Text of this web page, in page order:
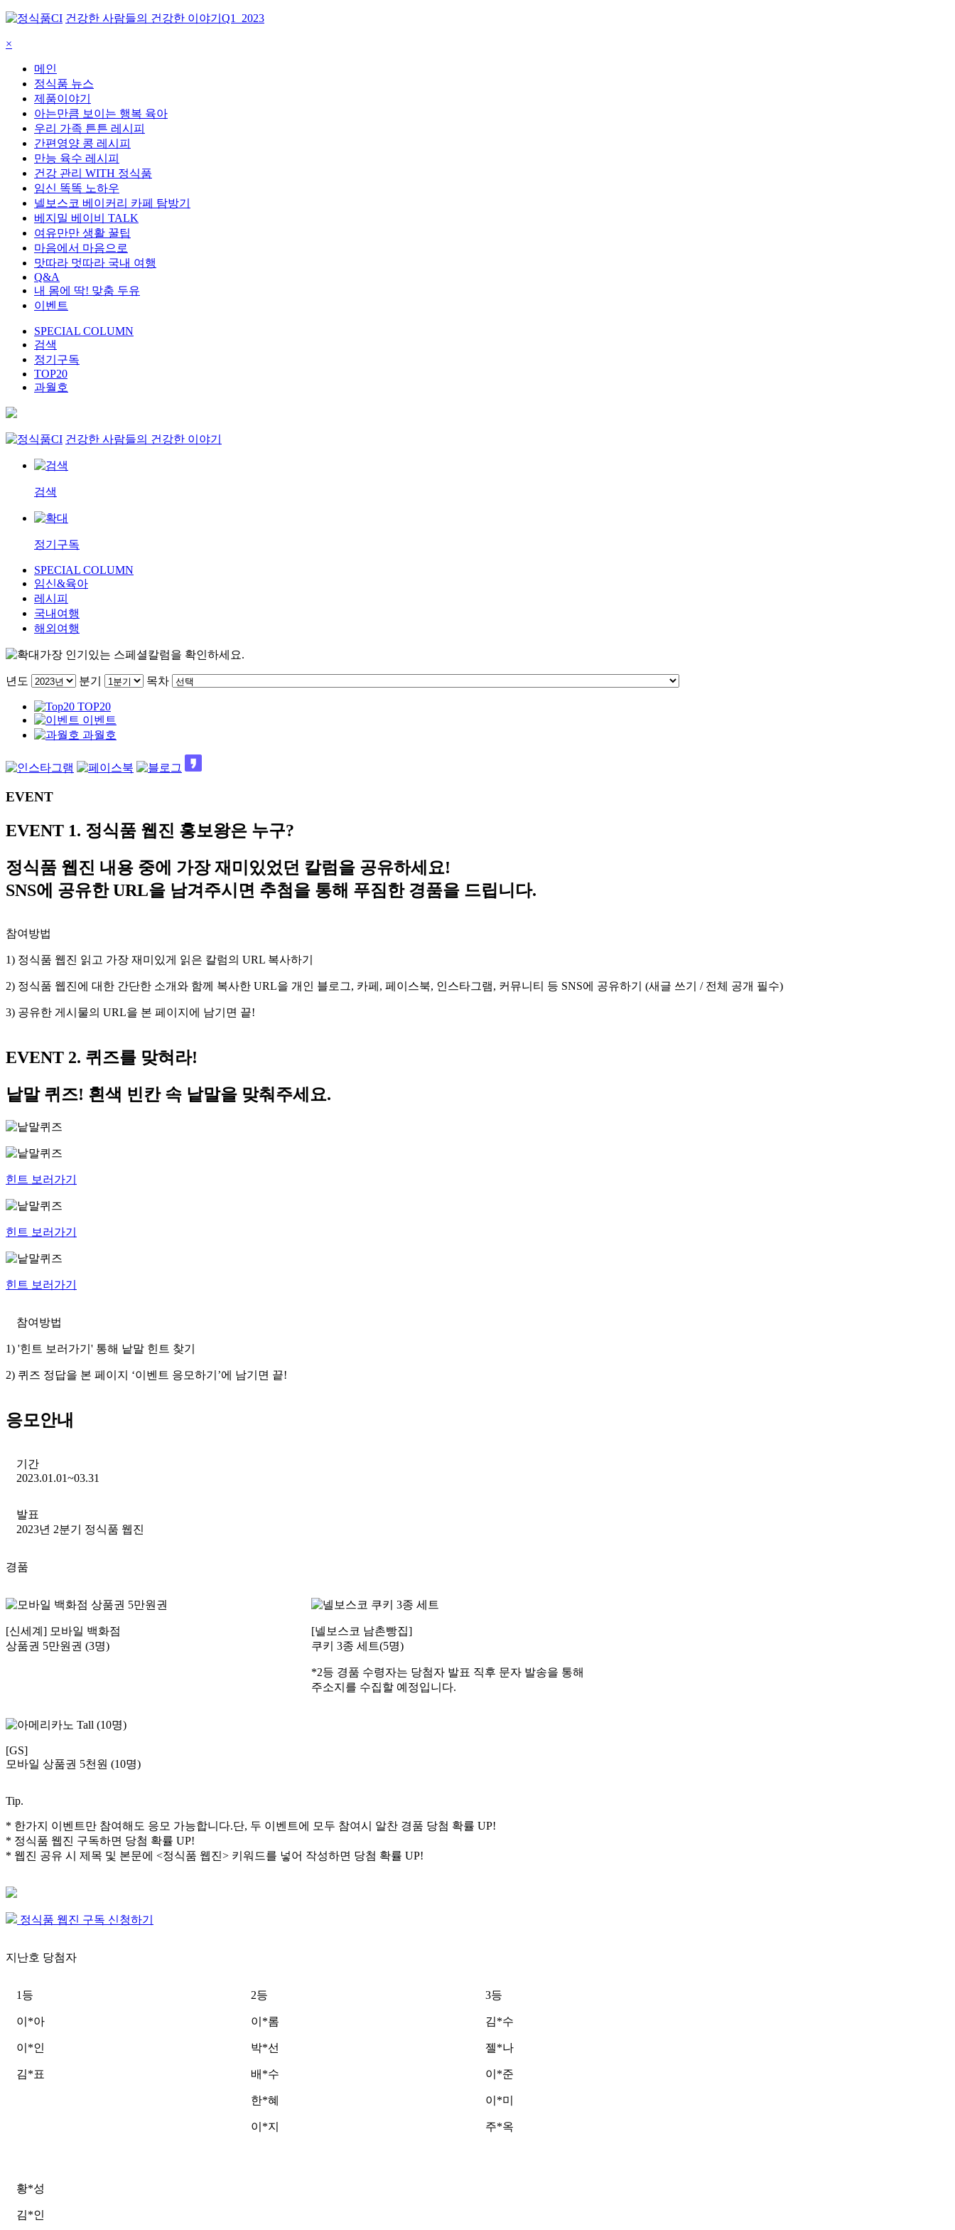
건강한 사람들의 건강한 이야기 Q1_2023
×
메인
정식품 뉴스
제품이야기
아는만큼 보이는 행복 육아
우리 가족 튼튼 레시피
간편영양 콩 레시피
만능 육수 레시피
건강 관리 WITH 정식품
임신 똑똑 노하우
넬보스코 베이커리 카페 탐방기
베지밀 베이비 TALK
여유만만 생활 꿀팁
마음에서 마음으로
맛따라 멋따라 국내 여행
Q&A
내 몸에 딱! 맞춤 두유
이벤트
SPECIAL COLUMN
검색
정기구독
TOP20
과월호
건강한 사람들의 건강한 이야기
검색
정기구독
SPECIAL COLUMN
임신&육아
레시피
국내여행
해외여행
가장 인기있는 스페셜칼럼을 확인하세요.
년도 분기 목차
TOP20
이벤트
과월호
EVENT
EVENT 1. 정식품 웹진 홍보왕은 누구?
정식품 웹진 내용 중에 가장 재미있었던 칼럼을 공유하세요!
SNS에 공유한 URL을 남겨주시면 추첨을 통해 푸짐한 경품을 드립니다.
참여방법
1) 정식품 웹진 읽고 가장 재미있게 읽은 칼럼의 URL 복사하기
2) 정식품 웹진에 대한 간단한 소개와 함께 복사한 URL을 개인 블로그, 카페, 페이스북, 인스타그램, 커뮤니티 등 SNS에 공유하기 (새글 쓰기 / 전체 공개 필수)
3) 공유한 게시물의 URL을 본 페이지에 남기면 끝!
EVENT 2. 퀴즈를 맞혀라!
낱말 퀴즈! 흰색 빈칸 속 낱말을 맞춰주세요.
힌트 보러가기
힌트 보러가기
힌트 보러가기
참여방법
1) '힌트 보러가기' 통해 낱말 힌트 찾기
2) 퀴즈 정답을 본 페이지 ‘이벤트 응모하기’에 남기면 끝!
응모안내
기간
2023.01.01~03.31
발표
2023년 2분기 정식품 웹진
경품
[신세계] 모바일 백화점
상품권 5만원권 (3명)
[넬보스코 남촌빵집]
쿠키 3종 세트(5명)
*2등 경품 수령자는 당첨자 발표 직후 문자 발송을 통해
주소지를 수집할 예정입니다.
[GS]
모바일 상품권 5천원 (10명)
Tip.
* 한가지 이벤트만 참여해도 응모 가능합니다.단, 두 이벤트에 모두 참여시 알찬 경품 당첨 확률 UP!
* 정식품 웹진 구독하면 당첨 확률 UP!
* 웹진 공유 시 제목 및 본문에 <정식품 웹진> 키워드를 넣어 작성하면 당첨 확률 UP!
정식품 웹진 구독 신청하기
지난호 당첨자
1등
이*아
이*인
김*표
2등
이*롬
박*선
배*수
한*혜
이*지
3등
김*수
젤*나
이*준
이*미
주*옥
황*성
김*인